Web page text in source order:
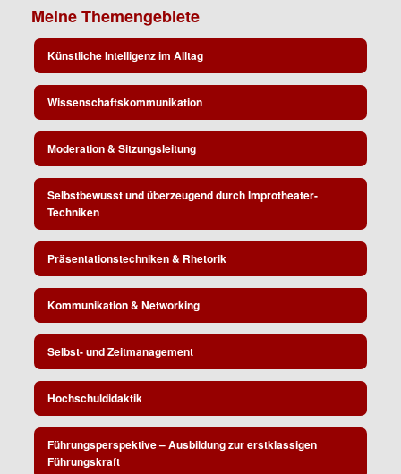
Meine Themengebiete
Künstliche Intelligenz im Alltag
Wissenschaftskommunikation
Moderation & Sitzungsleitung
Selbstbewusst und überzeugend durch Improtheater-
Techniken
Präsentationstechniken & Rhetorik
Kommunikation & Networking
Selbst- und Zeitmanagement
Hochschuldidaktik
Führungsperspektive – Ausbildung zur erstklassigen
Führungskraft